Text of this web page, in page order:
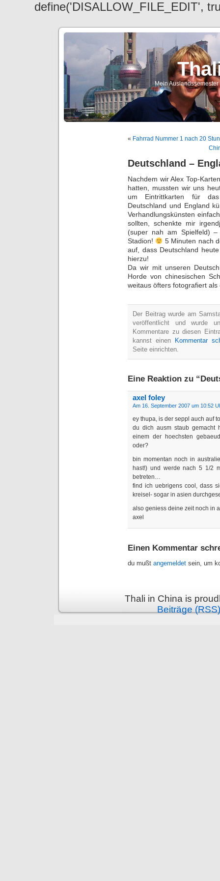
define('DISALLOW_FILE_EDIT',
Mein
« Fahrrad Nummer 1 nach 20
Deutschland –
Nachdem wir Alex Top-
hatten, mussten wir uns
um Eintrittkarten für das
Deutschland und England
Verhandlungskünsten
sollten, schenkte mir
(super nah am Spielfeld)
Stadion!
5 Minuten nach
auf, dass Deutschland
hierzu!
Da wir mit unseren
Horde von chinesischen
weitaus öfters fotografiert
Der Beitrag wurde am
veröffentlicht und wurde
Kommentare zu diesen
kannst einen Kommentar
Seite einrichten.
Eine Reaktion zu
axel foley
Am 16. September 2007 um 10:52
ey thupa, is der seppl auch auf
du dich ausm staub gemacht
einem der hoechsten
oder?
bin momentan noch in
hast!) und werde nach 5 1/2
betreten…
find ich uebrigens cool, dass
kreisel- sogar in asien
also geniess deine zeit noch in
axel
Einen Kommentar
du mußt angemeldet sein, um
Thali in China is
Beiträge (RSS)